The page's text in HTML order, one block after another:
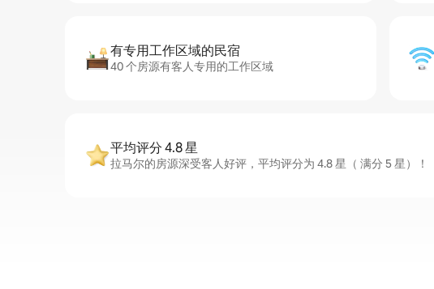
有专用工作区域的民宿
40 个房源有客人专用的工作区域
平均评分 4.8 星
拉马尔的房源深受客人好评，平均评分为 4.8 星（ 满分 5 星）！